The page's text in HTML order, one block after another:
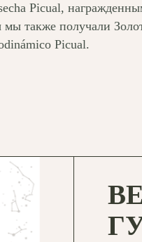
Picual,
также получали
Picual.